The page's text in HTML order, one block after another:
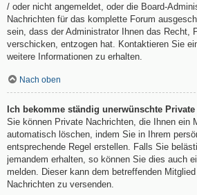
/ oder nicht angemeldet, oder die Board-
Nachrichten für das komplette Forum
sein, dass der Administrator Ihnen das Recht,
verschicken, entzogen hat. Kontaktieren Sie
weitere Informationen zu erhalten.
Nach oben
Ich bekomme ständig unerwünschte Private
Sie können Private Nachrichten, die Ihnen ein
automatisch löschen, indem Sie in Ihrem
entsprechende Regel erstellen. Falls Sie
jemandem erhalten, so können Sie dies auch
melden. Dieser kann dem betreffenden
Nachrichten zu versenden.